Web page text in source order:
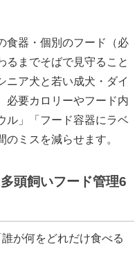
食器・個別のフード（必
るまでそばで見守ること
ニア犬と若い成犬・ダイ
必要カロリーやフード内
ル」「フード容器にラベ
ミスを減らせます。
頭飼いフード管理6
が何をどれだけ食べる